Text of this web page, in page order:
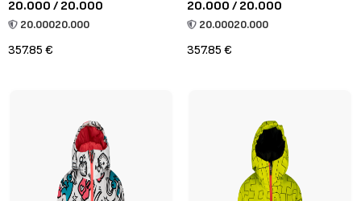
20.000 / 20.000
20.00020.000
357.85 €
20.000 / 20.000
20.00020.000
357.85 €